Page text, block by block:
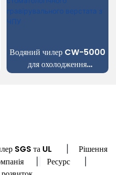
Водяний чилер CW-5000
для охолодження
стоматологічного
SGS та UL
Рішення
Ресурс